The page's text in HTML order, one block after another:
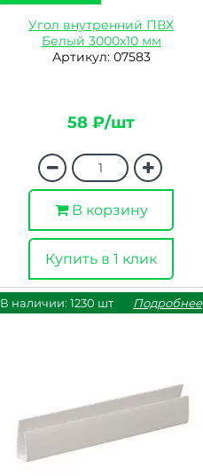
Угол внутренний ПВХ
Белый 3000х10 мм
Артикул: 07583
58 ₽/шт
В корзину
Купить в 1 клик
В наличии: 1230 шт Подробнее